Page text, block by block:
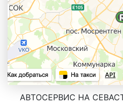
АВТОСЕРВИС НА